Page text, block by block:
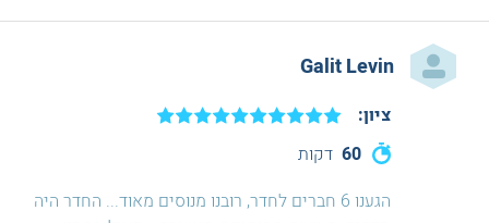
Galit Levin
60 דקות
ציון:
הגענו 6 חברים לחדר, רובנו מנוסים מאוד... החדר היה